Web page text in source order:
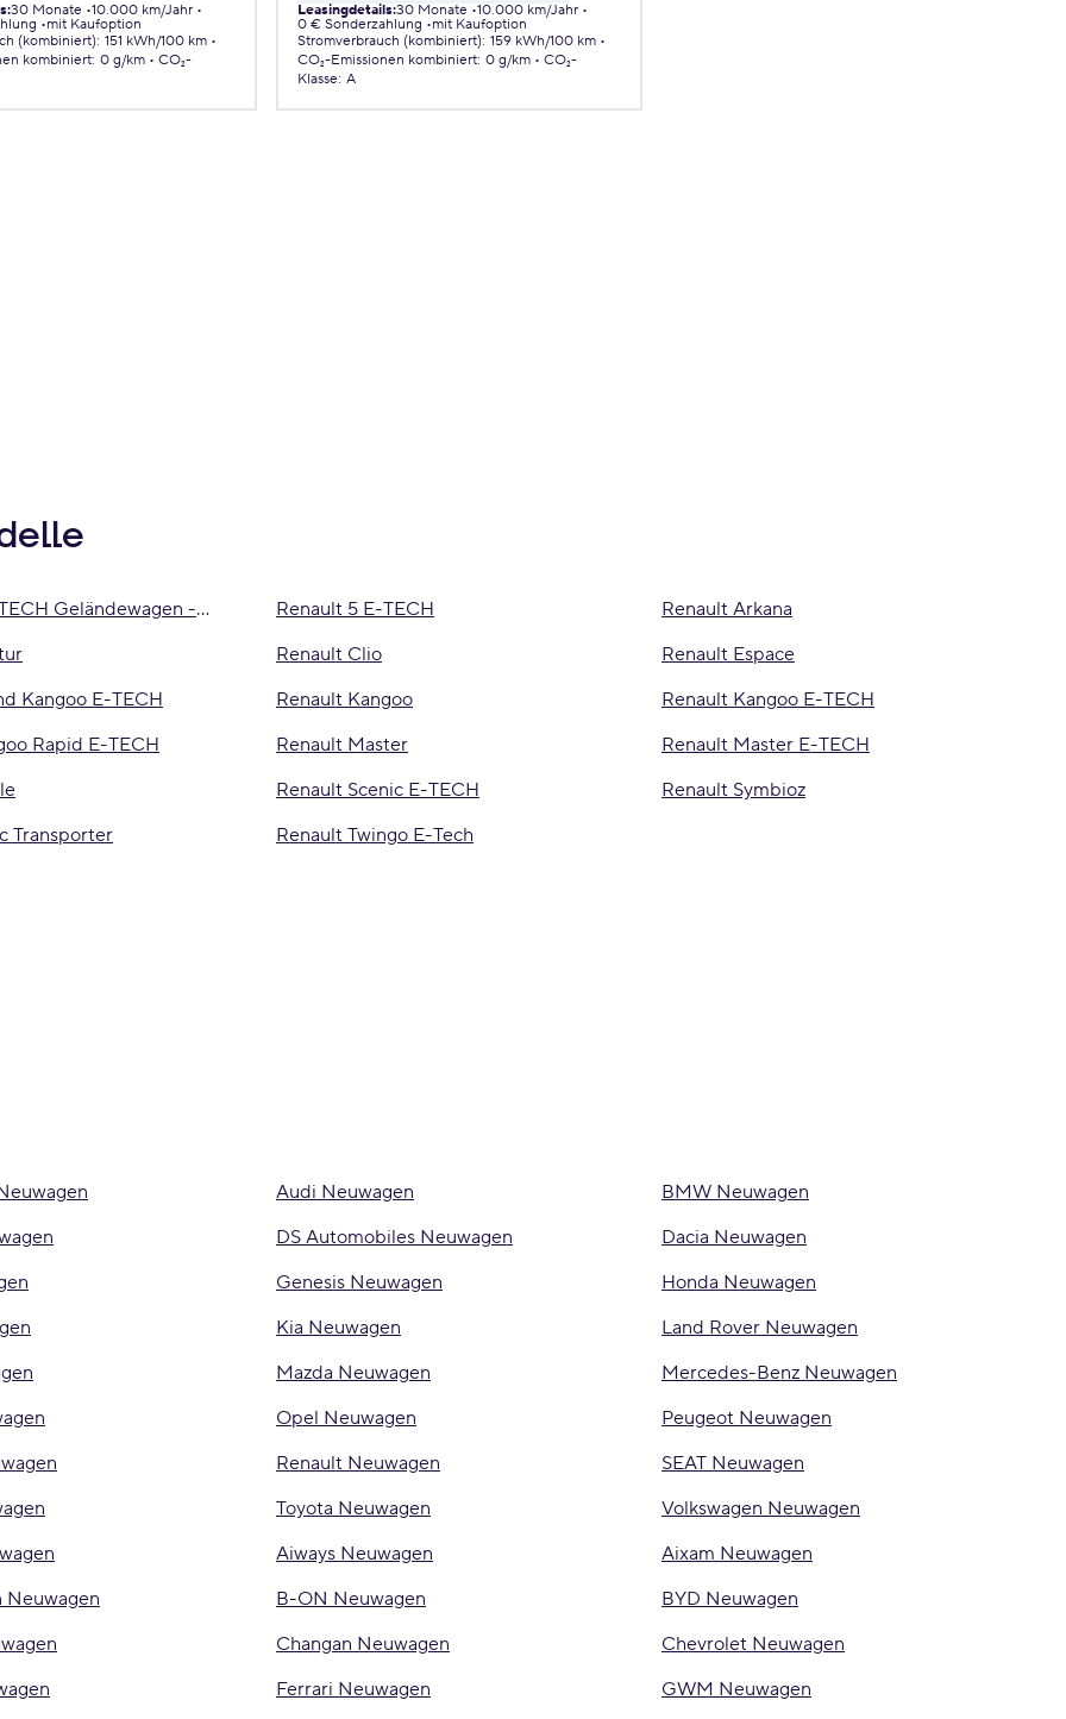
:30 Monate 10.000 km/Jahr
mit Kaufoption
(kombiniert): 151 kWh/100 km
kombiniert: 0 g/km
CO₂-
Leasingdetails:30 Monate 10.000 km/Jahr
0 € Sonderzahlung
mit Kaufoption
Stromverbrauch (kombiniert): 159 kWh/100 km
CO₂-Emissionen kombiniert: 0 g/km
CO₂-
Klasse: A
Geländewagen -
Renault 5 E-TECH
Renault Arkana
Renault Clio
Renault Espace
Kangoo E-TECH Renault Kangoo
Renault Kangoo E-TECH
Rapid E-TECH Renault Master
Renault Master E-TECH
Renault Scenic E-TECH
Renault Symbioz
Transporter Renault Twingo E-Tech
Audi Neuwagen
BMW Neuwagen
DS Automobiles Neuwagen
Dacia Neuwagen
Genesis Neuwagen
Honda Neuwagen
Kia Neuwagen
Land Rover Neuwagen
Mazda Neuwagen
Mercedes-Benz Neuwagen
Opel Neuwagen
Peugeot Neuwagen
Renault Neuwagen
SEAT Neuwagen
Toyota Neuwagen
Volkswagen Neuwagen
Aiways Neuwagen
Aixam Neuwagen
B-ON Neuwagen
BYD Neuwagen
Changan Neuwagen
Chevrolet Neuwagen
Ferrari Neuwagen GWM Neuwagen